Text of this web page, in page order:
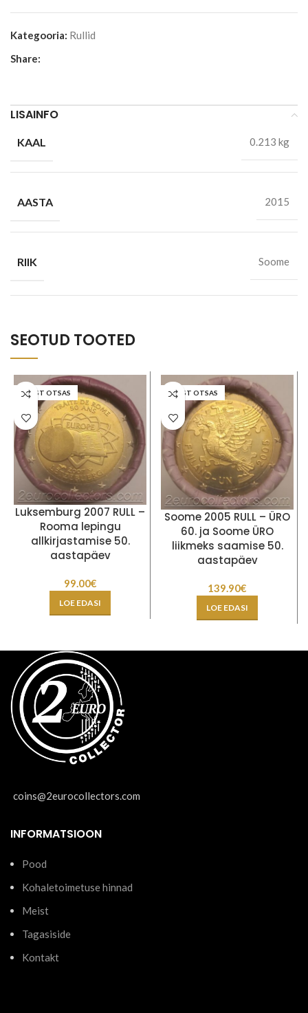
Kategooria: Rullid
Share:
LISAINFO
KAAL 0.213 kg
AASTA 2015
RIIK Soome
SEOTUD TOOTED
LAOST OTSAS
Luksemburg 2007 RULL –
Rooma lepingu
allkirjastamise 50.
aastapäev
99.00€
LOE EDASI
LAOST OTSAS
Soome 2005 RULL – ÜRO
60. ja Soome ÜRO
liikmeks saamise 50.
aastapäev
139.90€
LOE EDASI
coins@2eurocollectors.com
INFORMATSIOON
Pood
Kohaletoimetuse hinnad
Meist
Tagasiside
Kontakt